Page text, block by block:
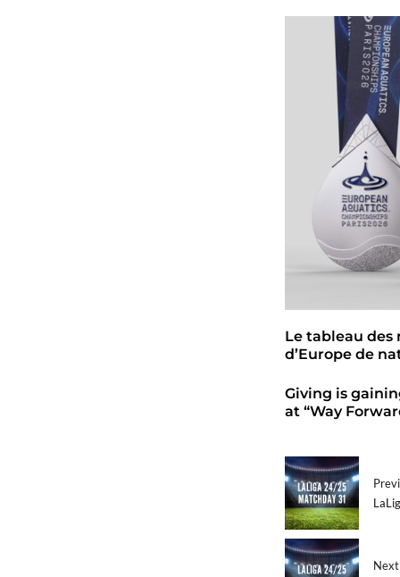
Le tableau des
d’Europe de
Giving is
at “Way